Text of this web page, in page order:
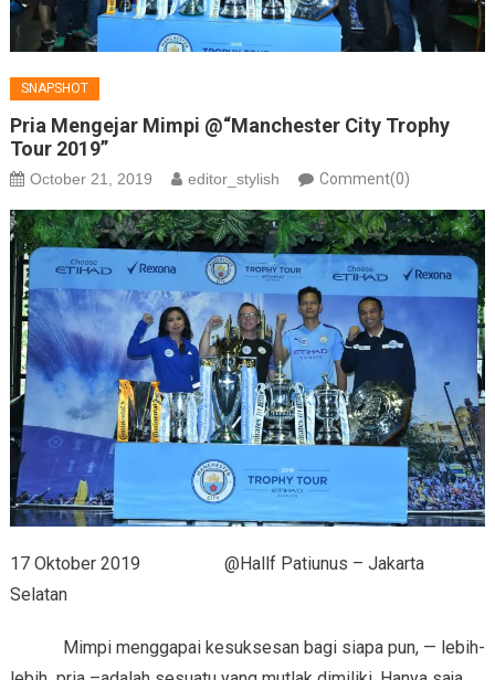
SNAPSHOT
Pria Mengejar Mimpi @“Manchester City Trophy
Tour 2019”
October 21, 2019 editor_stylish Comment(0)
17 Oktober 2019 @Hallf Patiunus – Jakarta
Selatan
Mimpi menggapai kesuksesan bagi siapa pun, — lebih-